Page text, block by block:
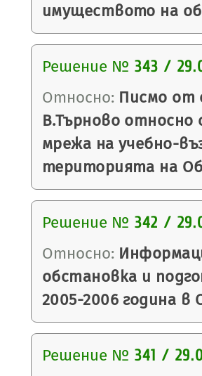
имуществото на
Решение № 343 /
Относно: Писмо от
В.Търново
мрежа на учебно-
територията на
Решение № 342 /
Относно:
обстановка и
2005-2006 година в
Решение № 341 /